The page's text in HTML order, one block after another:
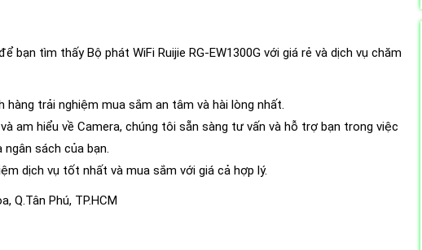
bạn tìm thấy Bộ phát WiFi Ruijie RG-EW1300G với giá rẻ và dịch vụ chăm
trải nghiệm mua sắm an tâm và hài lòng nhất.
am hiểu về Camera, chúng tôi sẵn sàng tư vấn và hỗ trợ bạn trong việc
sách của bạn.
dịch vụ tốt nhất và mua sắm với giá cả hợp lý.
Q.Tân Phú, TP.HCM